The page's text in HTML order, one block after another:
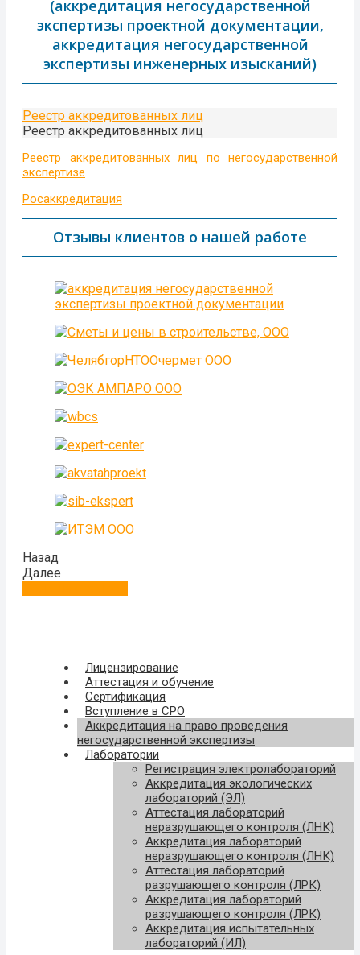
(аккредитация негосударственной
экспертизы проектной документации,
аккредитация негосударственной
экспертизы инженерных изысканий)
Реестр аккредитованных лиц
Реестр аккредитованных лиц
Реестр аккредитованных лиц по негосударственной
экспертизе
Росаккредитация
Отзывы клиентов о нашей работе
Назад
Далее
Лицензирование
Аттестация и обучение
Сертификация
Вступление в СРО
Аккредитация на право проведения
негосударственной экспертизы
Лаборатории
Регистрация электролабораторий
Аккредитация экологических
лабораторий (ЭЛ)
Аттестация лабораторий
неразрушающего контроля (ЛНК)
Аккредитация лабораторий
неразрушающего контроля (ЛНК)
Аттестация лабораторий
разрушающего контроля (ЛРК)
Аккредитация лабораторий
разрушающего контроля (ЛРК)
Аккредитация испытательных
лабораторий (ИЛ)